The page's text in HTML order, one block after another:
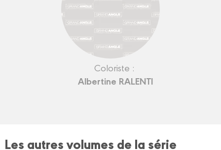
Coloriste :
Albertine RALENTI
Les autres volumes de la série